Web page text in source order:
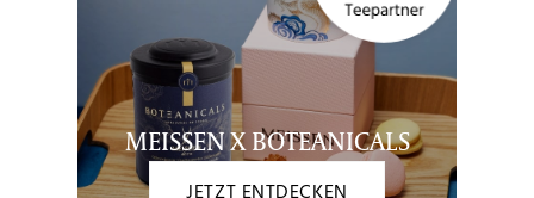
MEISSEN X BOTEANICALS
JETZT ENTDECKEN